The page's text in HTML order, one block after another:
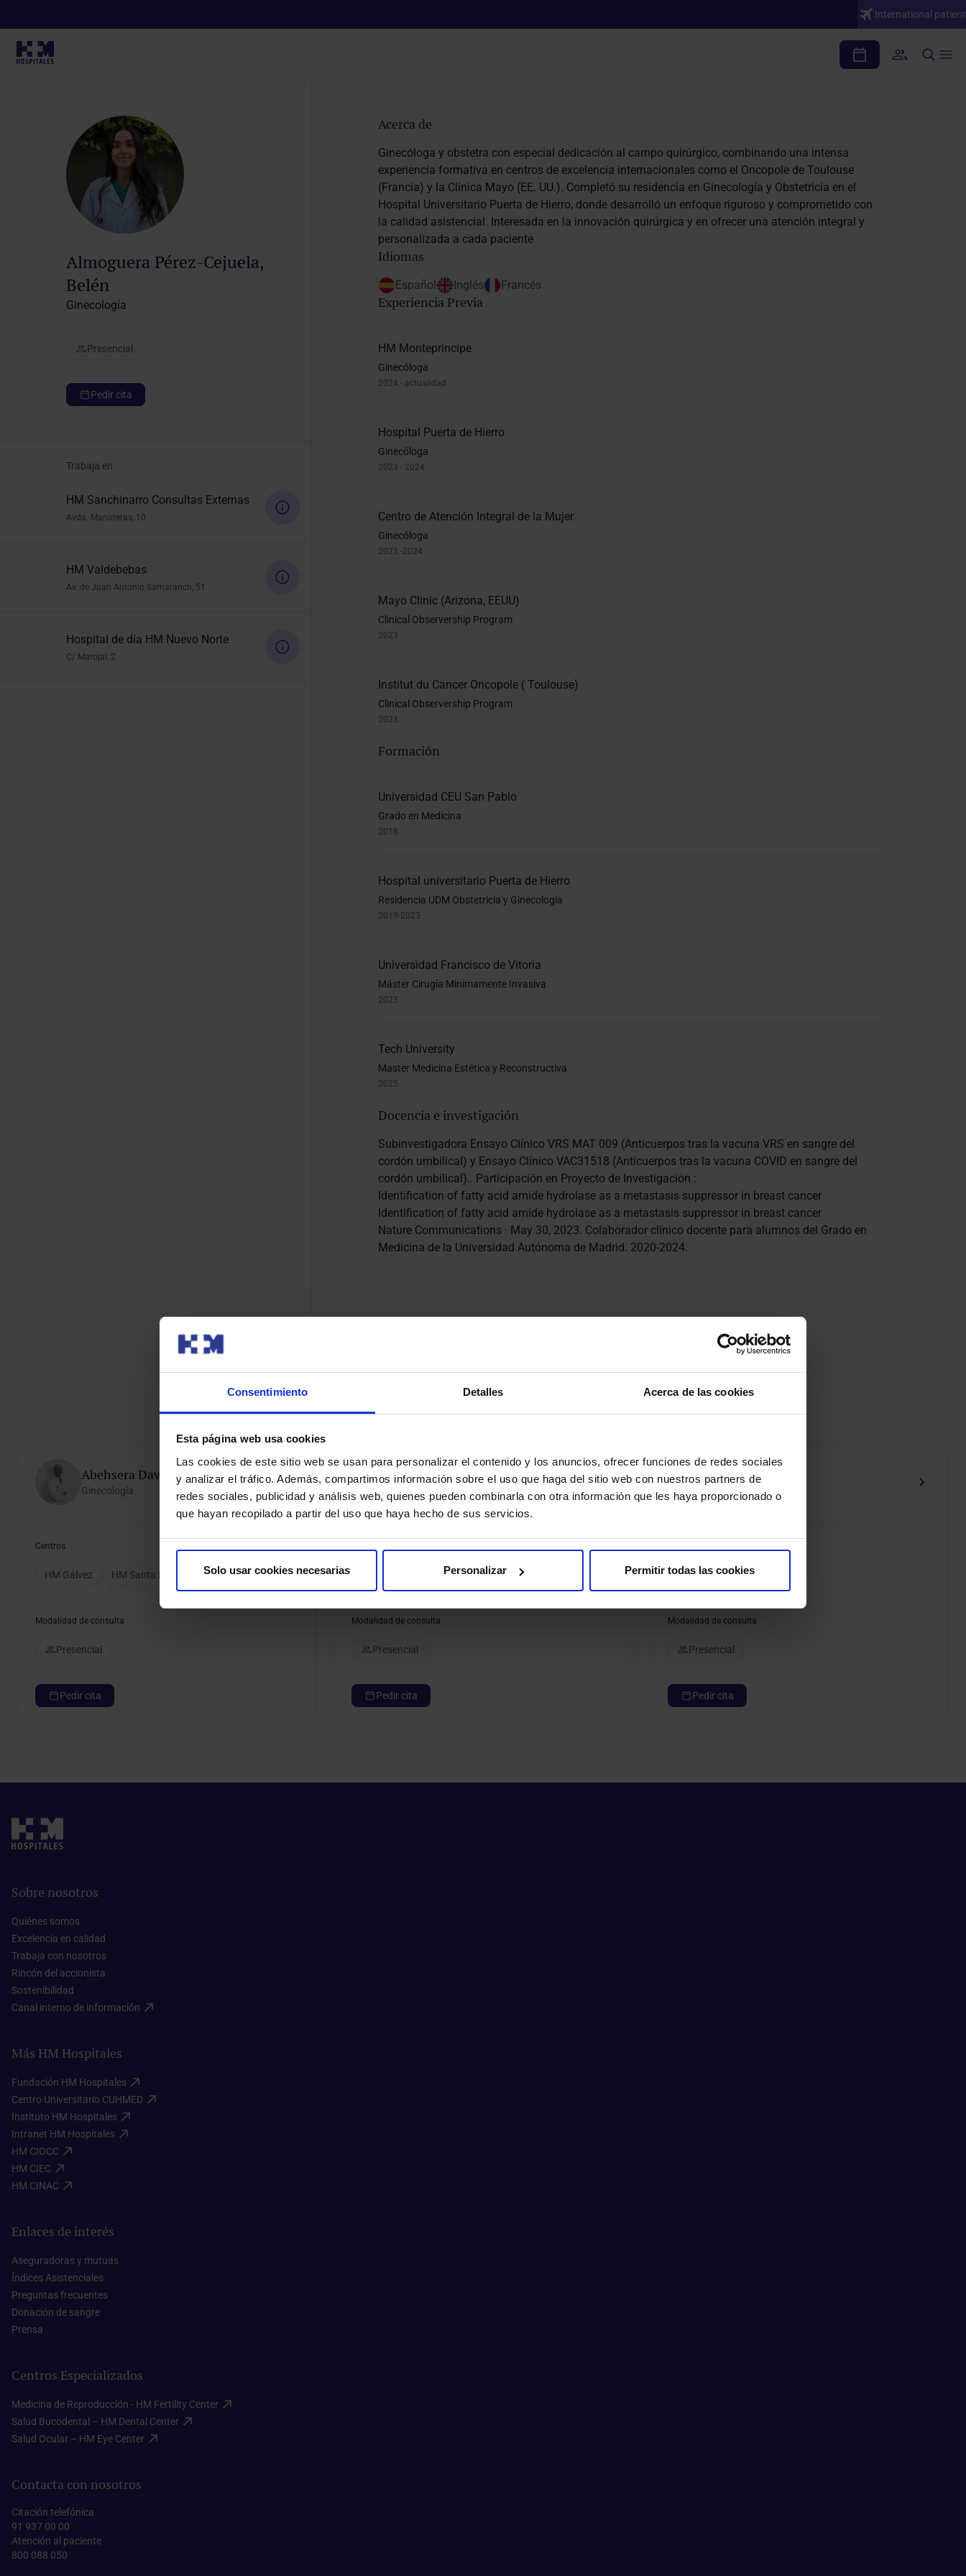
Consentimiento Detalles Acerca de las cookies
Esta página web usa cookies
Las cookies de este sitio web se usan para personalizar el contenido y los anuncios, ofrecer funciones de redes sociales
y analizar el tráfico. Además, compartimos información sobre el uso que haga del sitio web con nuestros partners de
redes sociales, publicidad y análisis web, quienes pueden combinarla con otra información que les haya proporcionado o
que hayan recopilado a partir del uso que haya hecho de sus servicios.
Solo usar cookies necesarias Personalizar Permitir todas las cookies
International patient
Almoguera Pérez-Cejuela,
Belén
Ginecología
Presencial
Pedir cita
Trabaja en
HM Sanchinarro Consultas Externas
Avda. Manoteras, 10
HM Valdebebas
Av. de Juan Antonio Samaranch, 51
Hospital de día HM Nuevo Norte
C/ Marojal, 2
Acerca de
Ginecóloga y obstetra con especial dedicación al campo quirúrgico, combinando una intensa
experiencia formativa en centros de excelencia internacionales como el Oncopole de Toulouse
(Francia) y la Clínica Mayo (EE. UU.). Completó su residencia en Ginecología y Obstetricia en el
Hospital Universitario Puerta de Hierro, donde desarrolló un enfoque riguroso y comprometido con
la calidad asistencial. Interesada en la innovación quirúrgica y en ofrecer una atención integral y
personalizada a cada paciente
Idiomas
Español Inglés Francés
Experiencia Previa
HM Monteprincipe
Ginecóloga
2024 - actualidad
Hospital Puerta de Hierro
Ginecóloga
2023 - 2024
Centro de Atención Integral de la Mujer
Ginecóloga
2023 -2024
Mayo Clinic (Arizona, EEUU)
Clinical Observership Program
2023
Institut du Cancer Oncopole ( Toulouse)
Clinical Observership Program
2023
Formación
Universidad CEU San Pablo
Grado en Medicina
2018
Hospital universitario Puerta de Hierro
Residencia UDM Obstetricia y Ginecología
2019-2023
Universidad Francisco de Vitoria
Máster Cirugía Minimamente Invasiva
2023
Tech University
Master Medicina Estética y Reconstructiva
2025
Docencia e investigación
Subinvestigadora Ensayo Clínico VRS MAT 009 (Anticuerpos tras la vacuna VRS en sangre del
cordón umbilical) y Ensayo Clínico VAC31518 (Anticuerpos tras la vacuna COVID en sangre del
cordón umbilical).. Participación en Proyecto de Investigación :
Identification of fatty acid amide hydrolase as a metastasis suppressor in breast cancer
Identification of fatty acid amide hydrolase as a metastasis suppressor in breast cancer
Nature Communications · May 30, 2023. Colaborador clínico docente para alumnos del Grado en
Medicina de la Universidad Autónoma de Madrid. 2020-2024.
Otros médicos en esta especialidad
Abehsera Davo, Daniel
Ginecología
Centros
HM Gálvez HM Santa Elena
Modalidad de consulta
Presencial
Pedir cita
Abreu Griego, Eduardo
Ginecología
HM Gabinete Velázquez
Modalidad de consulta
Presencial
Pedir cita
Albrizio , Angela
Ginecología
Policlínico HM Collblanc
Modalidad de consulta
Presencial
Pedir cita
Sobre nosotros
Quiénes somos​
Excelencia en calidad​
Trabaja con nosotros​
Rincón del accionista​
Sostenibilidad​
Canal interno de información​
Más HM Hospitales
Fundación HM Hospitales​
Centro Universitario CUHMED​
Instituto HM Hospitales​
Intranet HM Hospitales​
HM CIOCC​
HM CIEC​
HM CINAC​
Enlaces de interés
Aseguradoras y mutuas​
Índices Asistenciales​
Preguntas frecuentes​
Donación de sangre​
Prensa​
Centros Especializados
Medicina de Reproducción - HM Fertility Center​
Salud Bucodental – HM Dental Center​
Salud Ocular – HM Eye Center​
Contacta con nosotros
Citación telefónica
91 937 00 00
Atención al paciente
800 088 050